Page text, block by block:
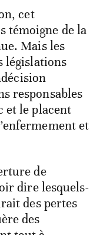
cet
témoigne de la
Mais les
législations
responsables
et le placent
et
de
dire lesquels-
des pertes
des